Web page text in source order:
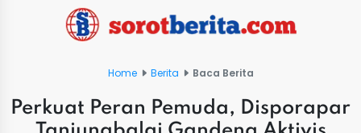
Home Berita Baca Berita
Perkuat Peran Pemuda, Disporapar